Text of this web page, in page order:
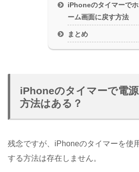
iPhoneのタイマーでホ
ーム画面に戻す方法
まとめ
iPhoneのタイマーで電
方法はある？
残念ですが、iPhoneのタイマーを使
する方法は存在しません。